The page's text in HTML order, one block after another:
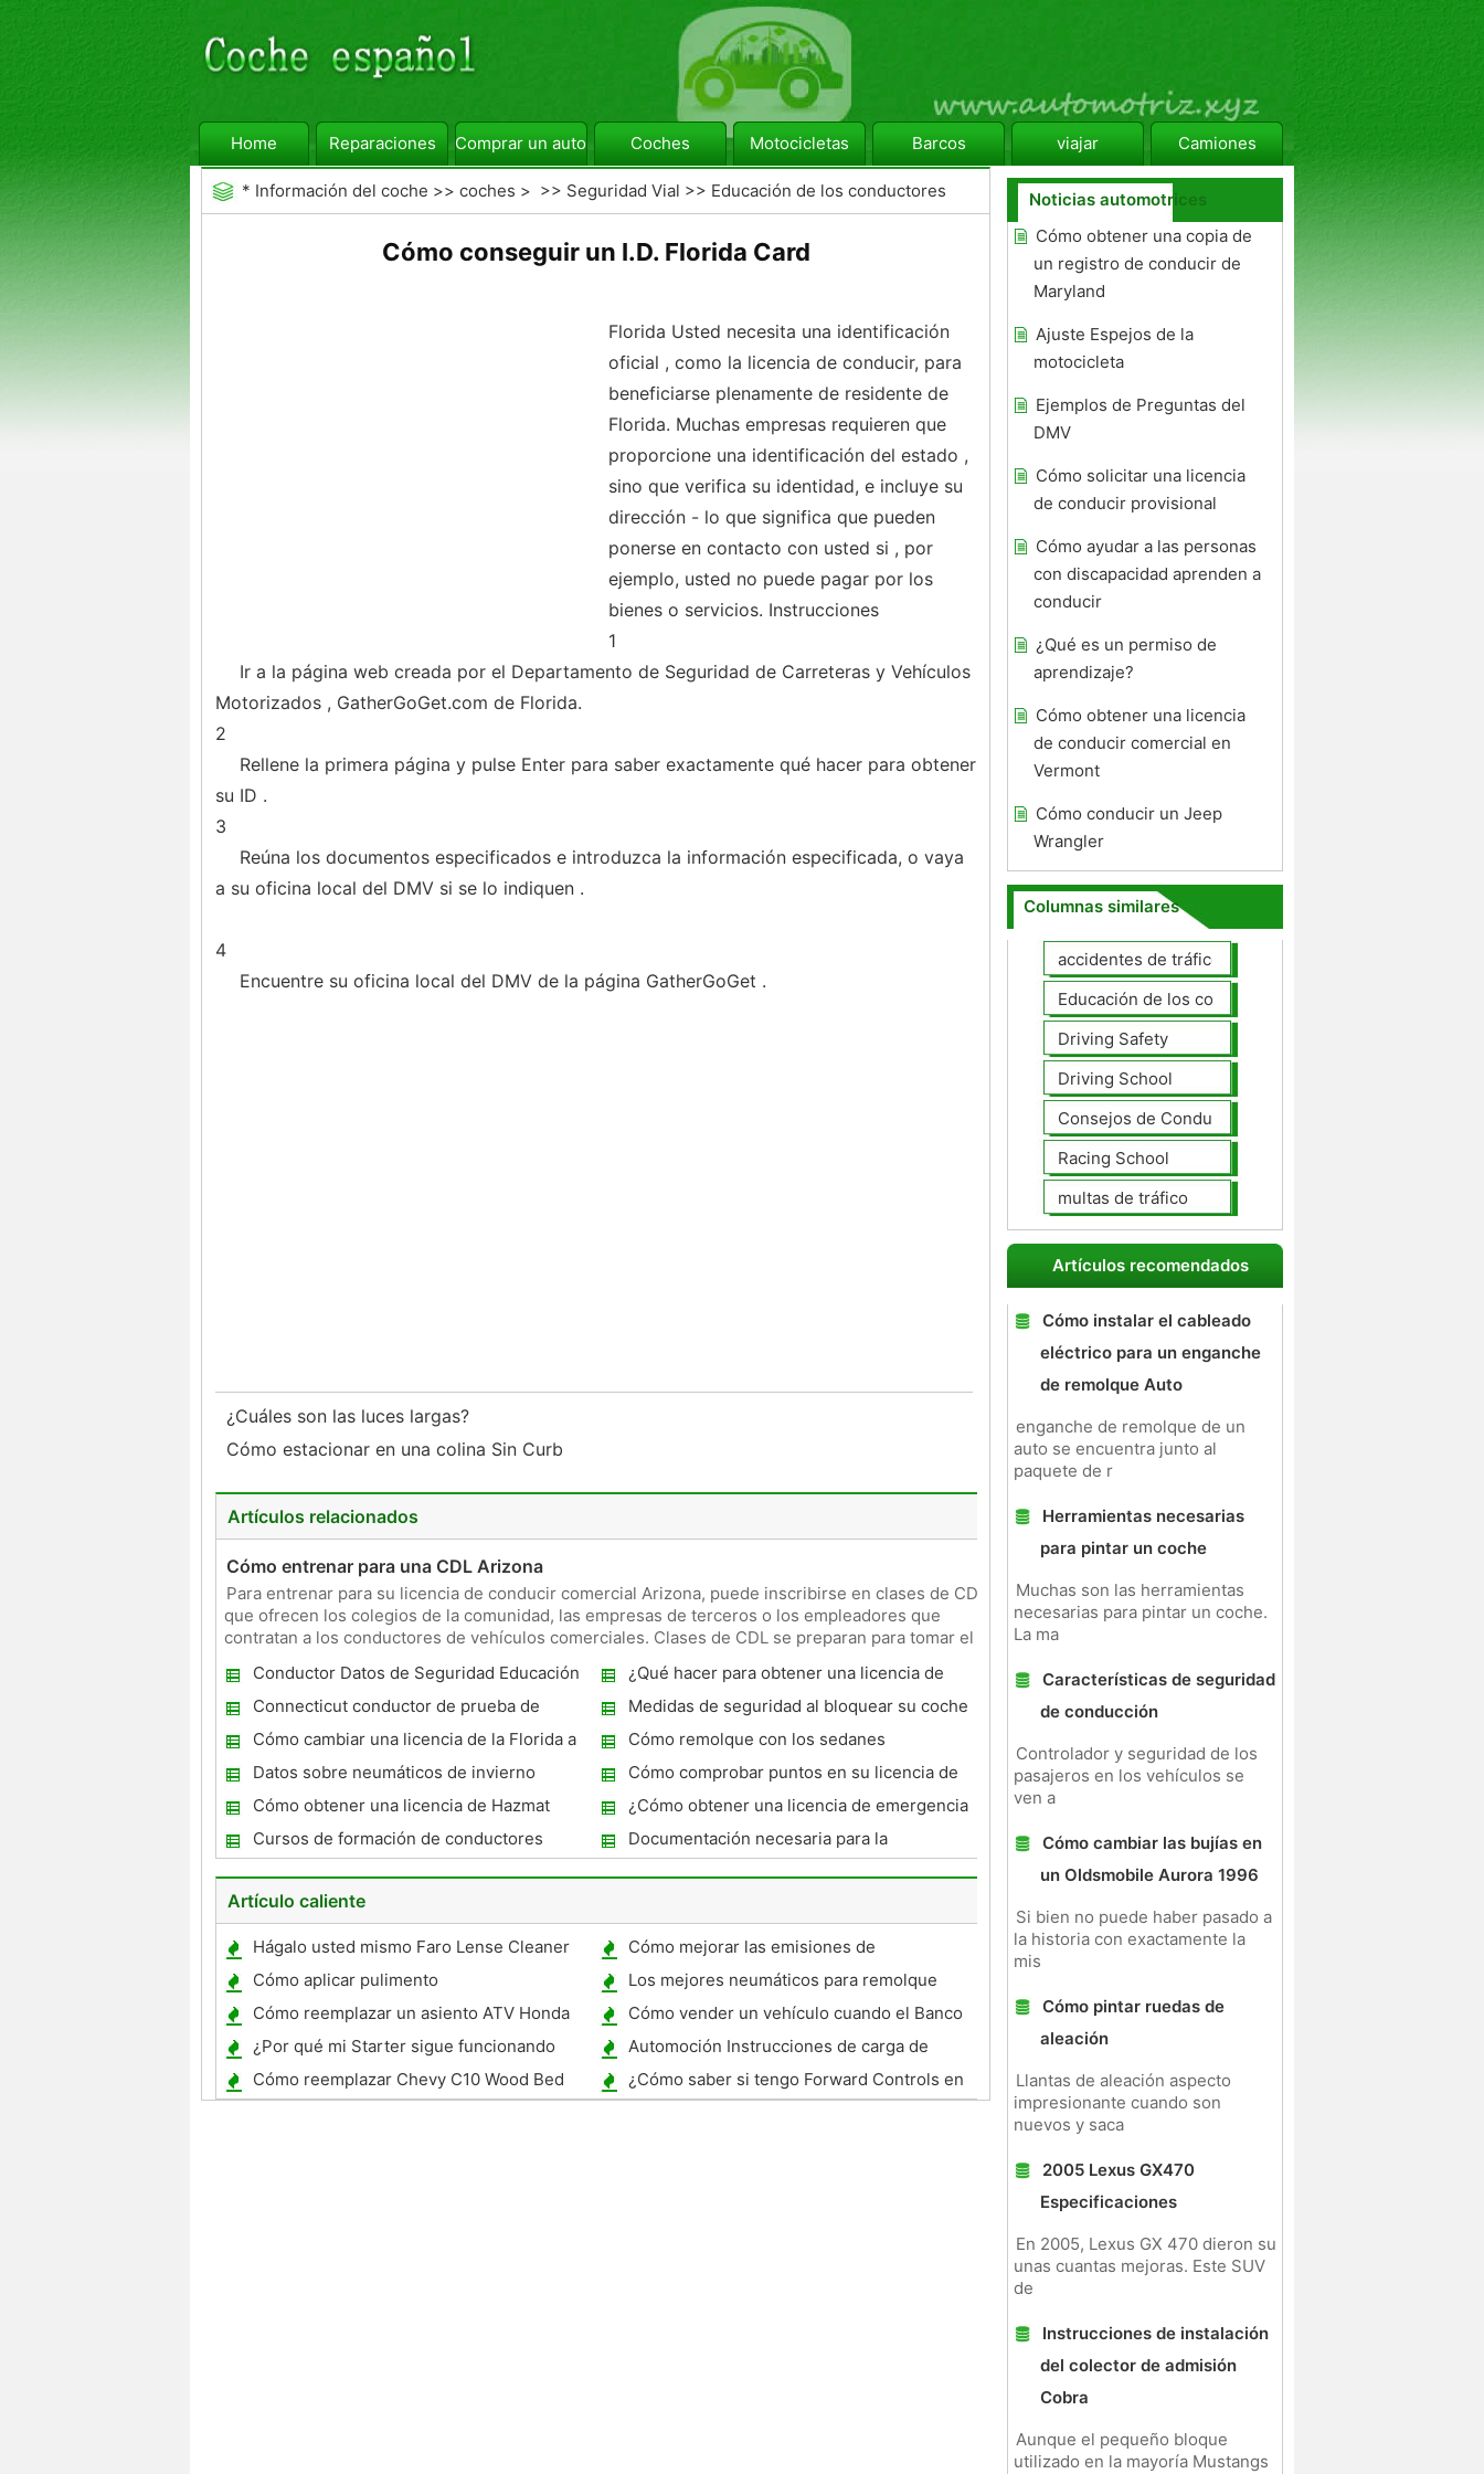
Home Reparaciones Comprar un automóvil Coches Motocicletas Barcos viajar Camiones
* Información del coche >> coches > >> Seguridad Vial >> Educación de los conductores
Cómo conseguir un I.D. Florida Card
Florida Usted necesita una identificación
oficial , como la licencia de conducir, para
beneficiarse plenamente de residente de
Florida. Muchas empresas requieren que
proporcione una identificación del estado ,
sino que verifica su identidad, e incluye su
dirección - lo que significa que pueden
ponerse en contacto con usted si , por
ejemplo, usted no puede pagar por los
bienes o servicios. Instrucciones
1
Ir a la página web creada por el Departamento de Seguridad de Carreteras y Vehículos
Motorizados , GatherGoGet.com de Florida.
2
Rellene la primera página y pulse Enter para saber exactamente qué hacer para obtener
su ID .
3
Reúna los documentos especificados e introduzca la información especificada, o vaya
a su oficina local del DMV si se lo indiquen .
4
Encuentre su oficina local del DMV de la página GatherGoGet .
¿Cuáles son las luces largas?
Cómo estacionar en una colina Sin Curb
Artículos relacionados
Cómo entrenar para una CDL Arizona
Para entrenar para su licencia de conducir comercial Arizona, puede inscribirse en clases de CDL
que ofrecen los colegios de la comunidad, las empresas de terceros o los empleadores que
contratan a los conductores de vehículos comerciales. Clases de CDL se preparan para tomar el
Conductor Datos de Seguridad Educación
¿Qué hacer para obtener una licencia de
comerciante?
Connecticut conductor de prueba de
camino Tips
Medidas de seguridad al bloquear su coche
con un mando a distancia
Cómo cambiar una licencia de la Florida a
Rhode Island
Cómo remolque con los sedanes
Datos sobre neumáticos de invierno
Cómo comprobar puntos en su licencia de
conducir
Cómo obtener una licencia de Hazmat
¿Cómo obtener una licencia de emergencia
Texas?
Cursos de formación de conductores
defensivos para conductores mayores
Documentación necesaria para la
renovación de las placas de la licencia en
Artículo caliente
Hágalo usted mismo Faro Lense Cleaner
Cómo mejorar las emisiones de
automóviles
Cómo aplicar pulimento
Los mejores neumáticos para remolque
Cómo reemplazar un asiento ATV Honda
Cómo vender un vehículo cuando el Banco
tiene el título
¿Por qué mi Starter sigue funcionando
después de arrancar el motor ?
Automoción Instrucciones de carga de
batería
Cómo reemplazar Chevy C10 Wood Bed
piso
¿Cómo saber si tengo Forward Controls en
mi Harley Sportster 2007
Noticias automotrices
Cómo obtener una copia de
un registro de conducir de
Maryland
Ajuste Espejos de la
motocicleta
Ejemplos de Preguntas del
DMV
Cómo solicitar una licencia
de conducir provisional
Cómo ayudar a las personas
con discapacidad aprenden a
conducir
¿Qué es un permiso de
aprendizaje?
Cómo obtener una licencia
de conducir comercial en
Vermont
Cómo conducir un Jeep
Wrangler
Columnas similares
accidentes de tráfico
Educación de los conductores
Driving Safety
Driving School
Consejos de Conducción
Racing School
multas de tráfico
Artículos recomendados
Cómo instalar el cableado
eléctrico para un enganche
de remolque Auto
enganche de remolque de un
auto se encuentra junto al
paquete de r
Herramientas necesarias
para pintar un coche
Muchas son las herramientas
necesarias para pintar un coche.
La ma
Características de seguridad
de conducción
Controlador y seguridad de los
pasajeros en los vehículos se
ven a
Cómo cambiar las bujías en
un Oldsmobile Aurora 1996
Si bien no puede haber pasado a
la historia con exactamente la
mis
Cómo pintar ruedas de
aleación
Llantas de aleación aspecto
impresionante cuando son
nuevos y saca
2005 Lexus GX470
Especificaciones
En 2005, Lexus GX 470 dieron su
unas cuantas mejoras. Este SUV
de
Instrucciones de instalación
del colector de admisión
Cobra
Aunque el pequeño bloque
utilizado en la mayoría Mustangs